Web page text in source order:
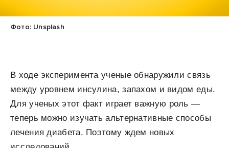
Фото: Unsplash
В ходе эксперимента ученые обнаружили связь
между уровнем инсулина, запахом и видом еды.
Для ученых этот факт играет важную роль —
теперь можно изучать альтернативные способы
лечения диабета. Поэтому ждем новых